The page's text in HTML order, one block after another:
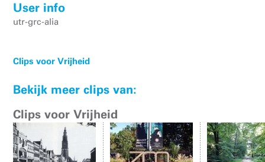
User info
utr-grc-alia
Clips voor Vrijheid
Bekijk meer clips van:
Clips voor Vrijheid